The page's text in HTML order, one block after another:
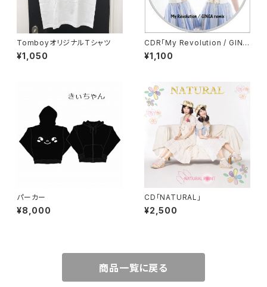
TomboyオリジナルTシャツ
¥1,050
CDR「My Revolution / GING
A remix」
¥1,100
パーカー
¥8,000
CD「NATURAL」
¥2,500
商品一覧に戻る